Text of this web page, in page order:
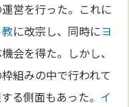
営を行った。これに
に改宗し、同時にヨ
会を得た。しかし、
組みの中で行われて
る側面もあった。 イ